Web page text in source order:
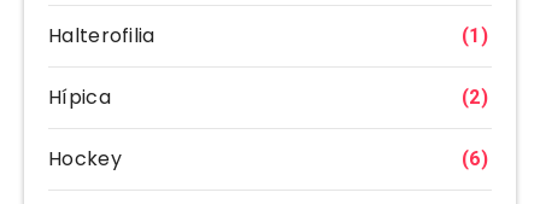
Halterofilia (1)
Hípica (2)
Hockey (6)